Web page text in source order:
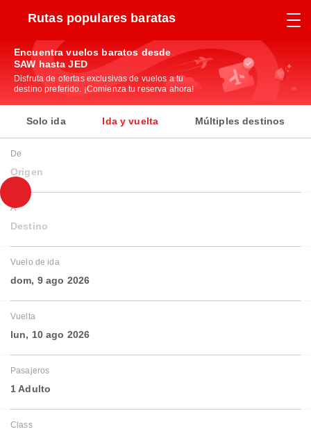
Rutas populares baratas
Encuentra vuelos baratos desde
SAW hasta JED
Disfruta de ofertas exclusivas de vuelos a tu
destino preferido. ¡Comienza tu reserva ahora!
Solo ida Ida y vuelta Múltiples destinos
De
Origen
A
Destino
Vuelo de ida
dom, 9 ago 2026
Vuelta
lun, 10 ago 2026
Pasajeros
1 Adulto
Class